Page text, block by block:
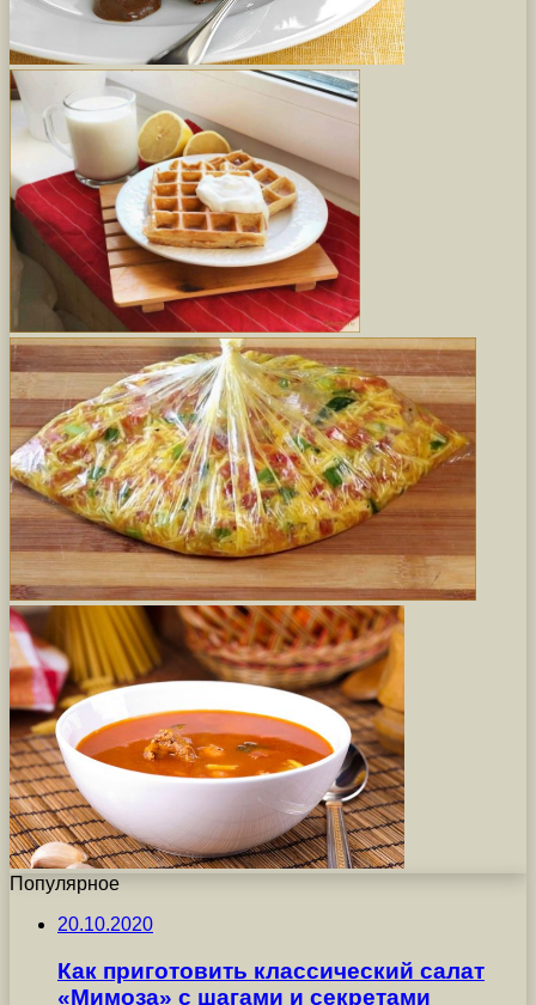
Популярное
20.10.2020
Как приготовить классический салат
«Мимоза» с шагами и секретами